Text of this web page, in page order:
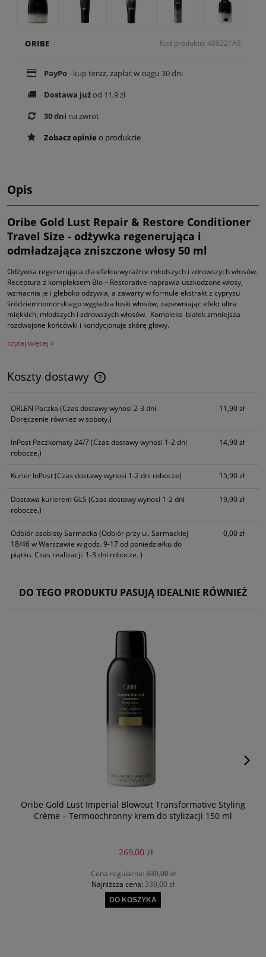
ORIBE Kod produktu: 400221AS
PayPo- kup teraz, zapłać w ciągu 30 dni
Dostawa jużod 11,9 zł
30 dni na zwrot
Zobacz opinie o produkcie
Opis
Oribe Gold Lust Repair & Restore Conditioner
Travel Size - odżywka regenerująca i
odmładzająca zniszczone włosy 50 ml
Odżywka regenerująca dla efektu wyraźnie młodszych i zdrowszych włosów.
Receptura z kompleksem Bio – Restorative naprawia uszkodzone włosy,
wzmacnia je i głęboko odżywia, a zawarty w formule ekstrakt z cyprysu
śródziemnomorskiego wygładza łuski włosów, zapewniając efekt ultra
miękkich, młodszych i zdrowszych włosów. Kompleks białek zmniejsza
rozdwojone końcówki i kondycjonuje skórę głowy.
czytaj więcej »
Koszty dostawy
Cena nie zawiera ewentualnych kosztów płatności
ORLEN Paczka (Czas dostawy wynosi 2-3 dni.
Doręczenie również w soboty.)
11,90 zł
InPost Paczkomaty 24/7(Czas dostawy wynosi 1-2 dni
robocze.)
14,90 zł
Kurier InPost(Czas dostawy wynosi 1-2 dni robocze) 15,90 zł
Dostawa kurierem GLS (Czas dostawy wynosi 1-2 dni
robocze.)
19,90 zł
Odbiór osobisty Sarmacka (Odbiór przy ul. Sarmackiej
18/46 w Warszawie w godz. 9-17 od poniedziałku do
piątku. Czas realizacji: 1-3 dni robocze. )
0,00 zł
DO TEGO PRODUKTU PASUJĄ IDEALNIE RÓWNIEŻ
Oribe Gold Lust Imperial Blowout Transformative Styling
Crème – Termoochronny krem do stylizacji 150 ml
269,00 zł
Cena regularna:339,00 zł
Najniższa cena: 339,00 zł
DO KOSZYKA